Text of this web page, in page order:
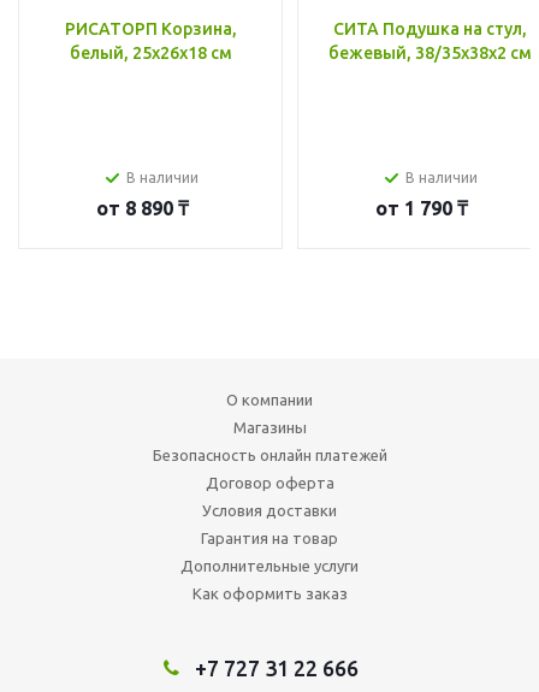
РИСАТОРП Корзина,
белый, 25x26x18 см
В наличии
от 8 890 ₸
СИТА Подушка на стул,
бежевый, 38/35x38x2 см
В наличии
от 1 790 ₸
О компании
Магазины
Безопасность онлайн платежей
Договор оферта
Условия доставки
Гарантия на товар
Дополнительные услуги
Как оформить заказ
+7 727 31 22 666